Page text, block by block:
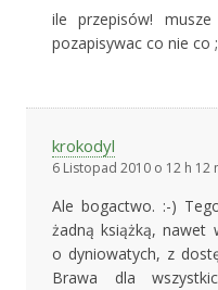
ile przepisów!
pozapisywac co nie co
krokodyl
6 Listopad 2010 o 12 h 12
Ale bogactwo. :-)
żadną książką, nawet
o dyniowatych, z
Brawa dla